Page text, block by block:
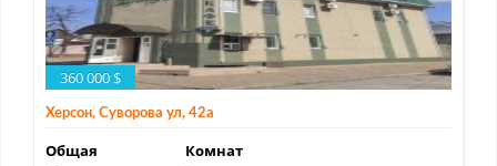
360 000 $
Херсон, Суворова ул, 42а
Общая
Комнат